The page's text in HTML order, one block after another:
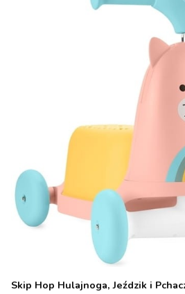
Skip Hop Hulajnoga, Jeździk i